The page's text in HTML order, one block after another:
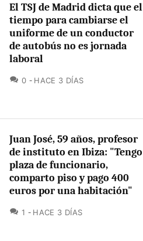
El TSJ de Madrid dicta que el
tiempo para cambiarse el
uniforme de un conductor
de autobús no es jornada
laboral
0 COMENTARIOS
HACE 3 DÍAS
Juan José, 59 años, profesor
de instituto en Ibiza: "Tengo
plaza de funcionario,
comparto piso y pago 400
euros por una habitación"
1 COMENTARIOS
HACE 3 DÍAS